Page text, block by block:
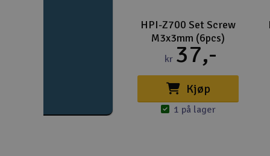
HPI-Z700 Set Screw
M3x3mm (6pcs)
kr 37,-
Kjøp
1 på lager